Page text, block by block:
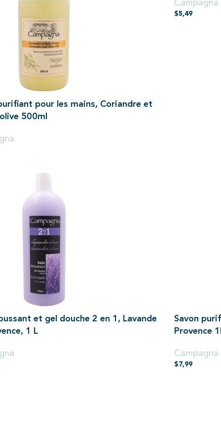
pour les mains, Coriandre et
500ml
Campagna
$5,49
et gel douche 2 en 1, Lavande
1 L
Savon
Provence
Campagna
$7,99